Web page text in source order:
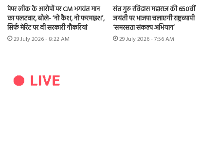
पेपर लीक के आरोपों पर CM भगवंत मान
का पलटवार, बोले- ‘नो कैश, नो फरमाइश’,
सिर्फ मेरिट पर दी सरकारी नौकरियां
29 July 2026 - 8:22 AM
संत गुरु रविदास महाराज की 650वीं
जयंती पर भाजपा चलाएगी राष्ट्रव्यापी
‘समरसता संकल्प अभियान’
29 July 2026 - 7:56 AM